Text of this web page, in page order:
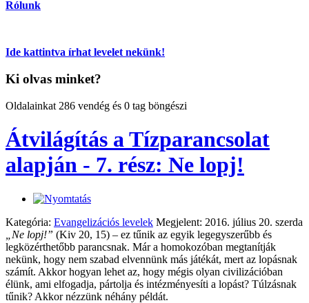
Rólunk
Ide kattintva írhat levelet nekünk!
Ki olvas minket?
Oldalainkat 286 vendég és 0 tag böngészi
Átvilágítás a Tízparancsolat
alapján - 7. rész: Ne lopj!
Kategória: Evangelizációs levelek Megjelent: 2016. július 20. szerda
„Ne lopj!” (Kiv 20, 15) – ez tűnik az egyik legegyszerűbb és
legközérthetőbb parancsnak. Már a homokozóban megtanítják
nekünk, hogy nem szabad elvennünk más játékát, mert az lopásnak
számít. Akkor hogyan lehet az, hogy mégis olyan civilizációban
élünk, ami elfogadja, pártolja és intézményesíti a lopást? Túlzásnak
tűnik? Akkor nézzünk néhány példát.